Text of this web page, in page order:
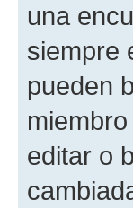
una
siempre
pueden
editar o